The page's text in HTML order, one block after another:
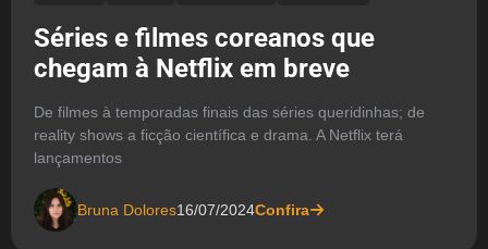
Séries e filmes coreanos que
chegam à Netflix em breve
De filmes à temporadas finais das séries queridinhas; de
reality shows a ficção científica e drama. A Netflix terá
lançamentos
Bruna Dolores16/07/2024Confira